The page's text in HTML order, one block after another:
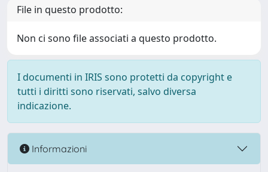
File in questo prodotto:
Non ci sono file associati a questo prodotto.
I documenti in IRIS sono protetti da copyright e
tutti i diritti sono riservati, salvo diversa
indicazione.
Informazioni